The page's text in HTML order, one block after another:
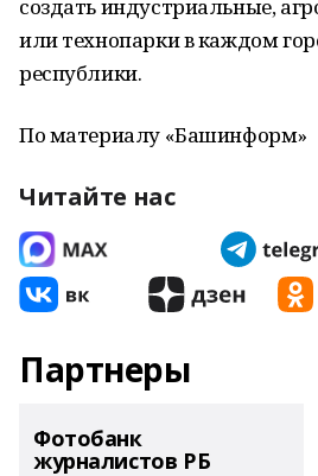
создать индустриальные,
или технопарки в каждом
республики.
По материалу «Башинформ»
Читайте нас
Партнеры
Фотобанк
журналистов РБ